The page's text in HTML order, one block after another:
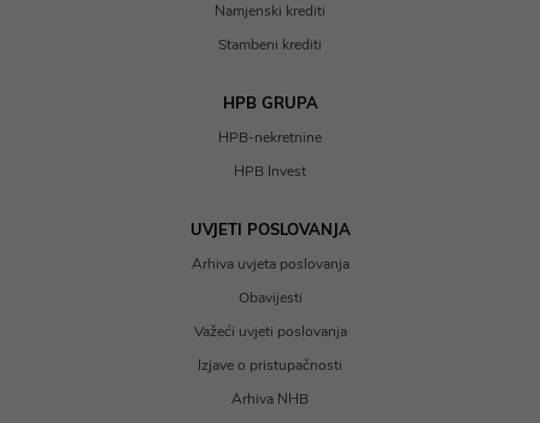
Namjenski krediti
Stambeni krediti
HPB GRUPA
HPB-nekretnine
HPB Invest
UVJETI POSLOVANJA
Arhiva uvjeta poslovanja
Obavijesti
Važeći uvjeti poslovanja
Izjave o pristupačnosti
Arhiva NHB